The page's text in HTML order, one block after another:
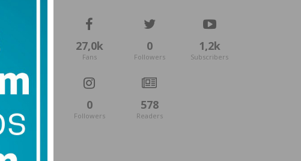
27,0k
Fans
0
Followers
1,2k
Subscribers
0
Followers
578
Readers